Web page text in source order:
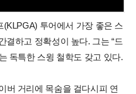
투어에서 가장 좋은 스
결하고 정확성이 높다. 그는 “드
독특한 스윙 철학도 갖고 있다.
버 거리에 목숨을 걸다시피 연